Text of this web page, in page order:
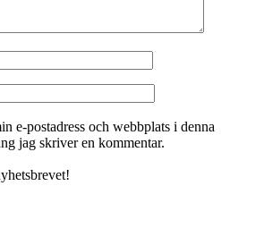
e-postadress och webbplats i denna
jag skriver en kommentar.